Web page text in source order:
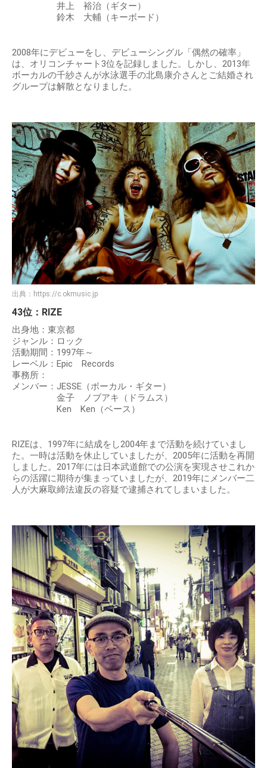
井上 裕治（ギター）
鈴木 大輔（キーボード）
2008年にデビューをし、デビューシングル「偶然の確率」
は、オリコンチャート3位を記録しました。しかし、2013年
ボーカルの千紗さんが水泳選手の北島康介さんとご結婚され
グループは解散となりました。
出典： https://c.okmusic.jp
43位：RIZE
出身地：東京都
ジャンル：ロック
活動期間：1997年～
レーベル：Epic Records
事務所：
メンバー：JESSE（ボーカル・ギター）
金子 ノブアキ（ドラムス）
Ken Ken（ベース）
RIZEは、1997年に結成をし2004年まで活動を続けていまし
た。一時は活動を休止していましたが、2005年に活動を再開
しました。2017年には日本武道館での公演を実現させこれか
らの活躍に期待が集まっていましたが、2019年にメンバー二
人が大麻取締法違反の容疑で逮捕されてしまいました。